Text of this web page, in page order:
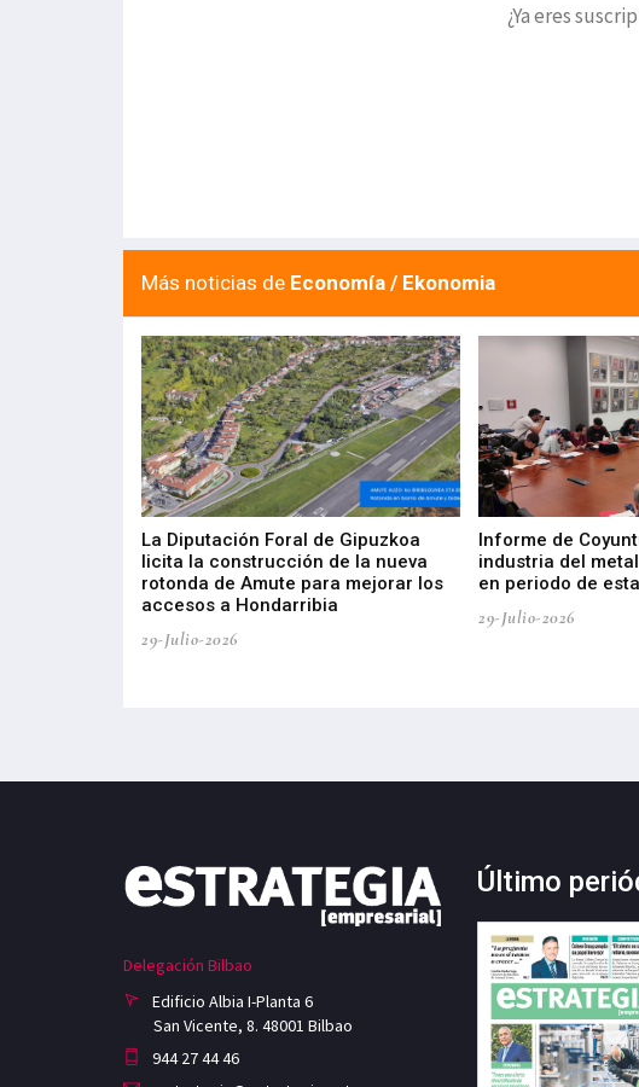
¿Ya eres
Más noticias de Economía / Ekonomia
La Diputación Foral de Gipuzkoa
licita la construcción de la nueva
rotonda de Amute para mejorar los
accesos a Hondarribia
29-Julio-2026
Informe de
industria del
en periodo de
29-Julio-2026
Delegación Bilbao
Edificio Albia I-Planta 6
San Vicente, 8. 48001 Bilbao
944 27 44 46
Último